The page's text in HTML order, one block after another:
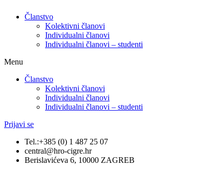
Članstvo
Kolektivni članovi
Individualni članovi
Individualni članovi – studenti
Menu
Članstvo
Kolektivni članovi
Individualni članovi
Individualni članovi – studenti
Prijavi se
Tel.:+385 (0) 1 487 25 07
central@hro-cigre.hr
Berislavićeva 6, 10000 ZAGREB